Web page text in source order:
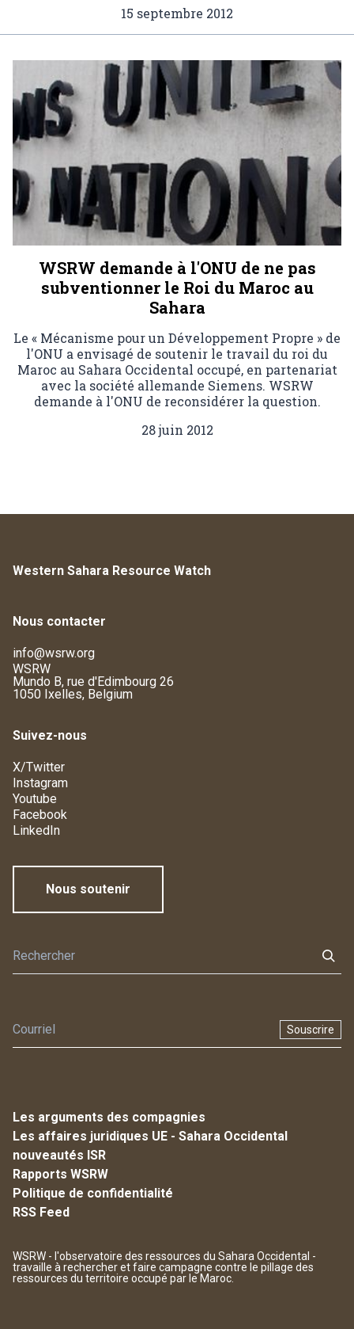
15 septembre 2012
WSRW demande à l'ONU de ne pas
subventionner le Roi du Maroc au
Sahara
Le « Mécanisme pour un Développement Propre » de
l'ONU a envisagé de soutenir le travail du roi du
Maroc au Sahara Occidental occupé, en partenariat
avec la société allemande Siemens. WSRW
demande à l'ONU de reconsidérer la question.
28 juin 2012
Western Sahara Resource Watch
Nous contacter
info@wsrw.org
WSRW
Mundo B, rue d'Edimbourg 26
1050 Ixelles, Belgium
Suivez-nous
X/Twitter
Instagram
Youtube
Facebook
LinkedIn
Nous soutenir
Souscrire
Les arguments des compagnies
Les affaires juridiques UE - Sahara Occidental
nouveautés ISR
Rapports WSRW
Politique de confidentialité
RSS Feed
WSRW - l'observatoire des ressources du Sahara Occidental -
travaille à rechercher et faire campagne contre le pillage des
ressources du territoire occupé par le Maroc.